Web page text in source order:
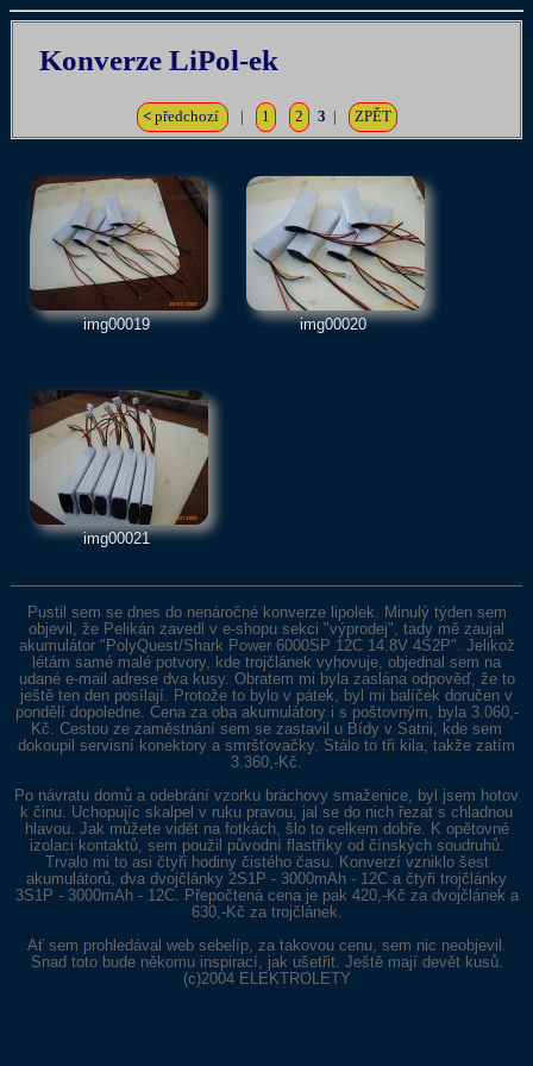
Konverze LiPol-ek
<předchozí 1 2 3 ZPĚT
img00019 img00020
img00021
Pustil sem se dnes do nenáročné konverze lipolek. Minulý týden sem
objevil, že Pelikán zavedl v e-shopu sekci "výprodej", tady mě zaujal
akumulátor "PolyQuest/Shark Power 6000SP 12C 14.8V 4S2P". Jelikož
létám samé malé potvory, kde trojčlánek vyhovuje, objednal sem na
udané e-mail adrese dva kusy. Obratem mi byla zaslána odpověď, že to
ještě ten den posílají. Protože to bylo v pátek, byl mi balíček doručen v
pondělí dopoledne. Cena za oba akumulátory i s poštovným, byla 3.060,-
Kč. Cestou ze zaměstnání sem se zastavil u Bídy v Satrii, kde sem
dokoupil servisní konektory a smršťovačky. Stálo to tři kila, takže zatím
3.360,-Kč.
Po návratu domů a odebrání vzorku bráchovy smaženice, byl jsem hotov
k činu. Uchopujíc skalpel v ruku pravou, jal se do nich řezat s chladnou
hlavou. Jak můžete vidět na fotkách, šlo to celkem dobře. K opětovné
izolaci kontaktů, sem použil původní flastříky od čínských soudruhů.
Trvalo mi to asi čtyři hodiny čistého času. Konverzí vzniklo šest
akumulátorů, dva dvojčlánky 2S1P - 3000mAh - 12C a čtyři trojčlánky
3S1P - 3000mAh - 12C. Přepočtená cena je pak 420,-Kč za dvojčlánek a
630,-Kč za trojčlánek.
Ať sem prohledával web sebelíp, za takovou cenu, sem nic neobjevil.
Snad toto bude někomu inspirací, jak ušetřit. Ještě mají devět kusů.
(c)2004 ELEKTROLETY